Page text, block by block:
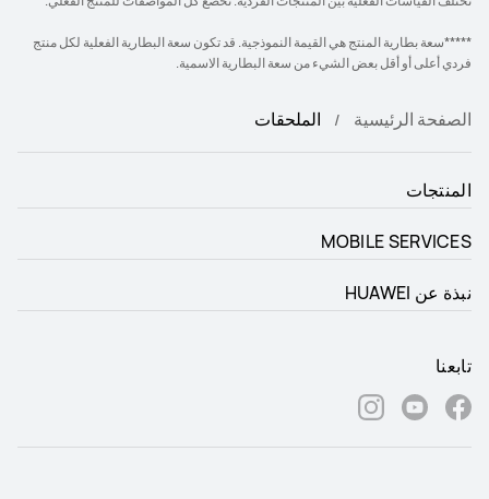
*****سعة بطارية المنتج هي القيمة النموذجية. قد تكون سعة البطارية الفعلية لكل منتج
فردي أعلى أو أقل بعض الشيء من سعة البطارية الاسمية.
الصفحة الرئيسية الملحقات
المنتجات
MOBILE SERVICES
نبذة عن HUAWEI
تابعنا